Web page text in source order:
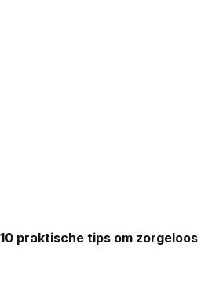
praktische tips om zorgeloos